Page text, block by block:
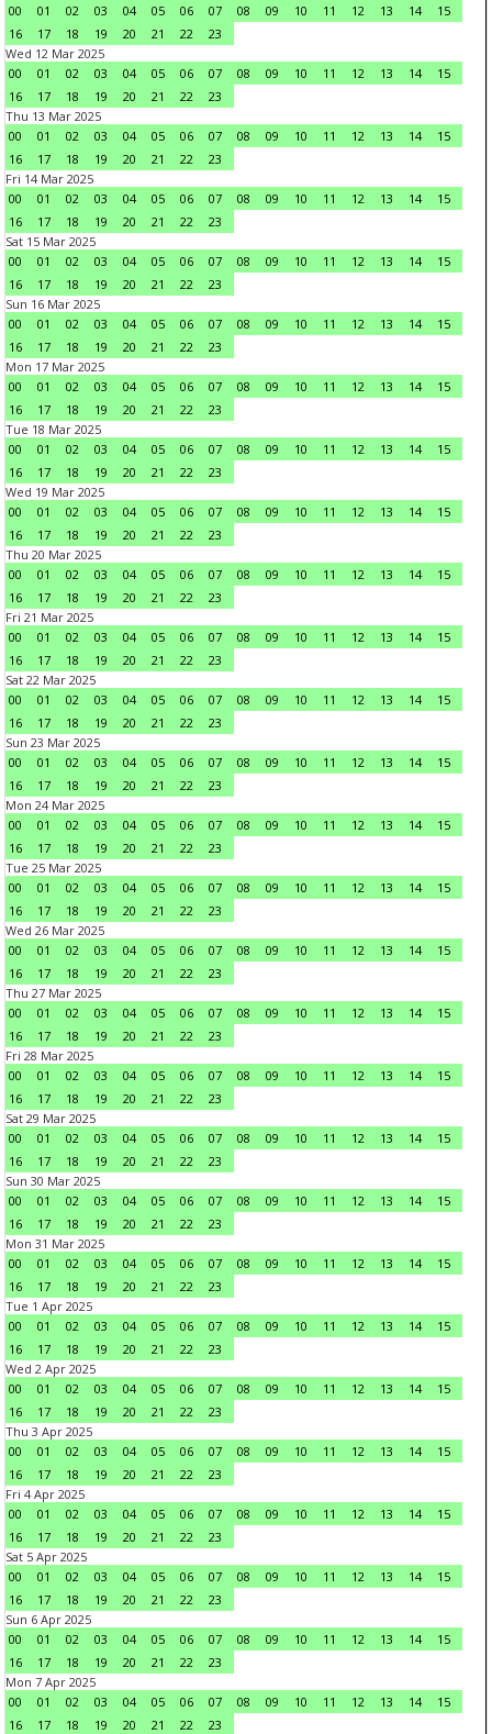
00
01 02 03 04 05 06 07 08 09 10 11 12 13 14
15
16
17 18 19 20 21 22
23
Wed 12 Mar 2025
00
01 02 03 04 05 06 07 08 09 10 11 12 13 14
15
16
17 18 19 20 21 22
23
Thu 13 Mar 2025
00
01 02 03 04 05 06 07 08 09 10 11 12 13 14
15
16
17 18 19 20 21 22
23
Fri 14 Mar 2025
00
01 02 03 04 05 06 07 08 09 10 11 12 13 14
15
16
17 18 19 20 21 22
23
Sat 15 Mar 2025
00
01 02 03 04 05 06 07 08 09 10 11 12 13 14
15
16
17 18 19 20 21 22
23
Sun 16 Mar 2025
00
01 02 03 04 05 06 07 08 09 10 11 12 13 14
15
16
17 18 19 20 21 22
23
Mon 17 Mar 2025
00
01 02 03 04 05 06 07 08 09 10 11 12 13 14
15
16
17 18 19 20 21 22
23
Tue 18 Mar 2025
00
01 02 03 04 05 06 07 08 09 10 11 12 13 14
15
16
17 18 19 20 21 22
23
Wed 19 Mar 2025
00
01 02 03 04 05 06 07 08 09 10 11 12 13 14
15
16
17 18 19 20 21 22
23
Thu 20 Mar 2025
00
01 02 03 04 05 06 07 08 09 10 11 12 13 14
15
16
17 18 19 20 21 22
23
Fri 21 Mar 2025
00
01 02 03 04 05 06 07 08 09 10 11 12 13 14
15
16
17 18 19 20 21 22
23
Sat 22 Mar 2025
00
01 02 03 04 05 06 07 08 09 10 11 12 13 14
15
16
17 18 19 20 21 22
23
Sun 23 Mar 2025
00
01 02 03 04 05 06 07 08 09 10 11 12 13 14
15
16
17 18 19 20 21 22
23
Mon 24 Mar 2025
00
01 02 03 04 05 06 07 08 09 10 11 12 13 14
15
16
17 18 19 20 21 22
23
Tue 25 Mar 2025
00
01 02 03 04 05 06 07 08 09 10 11 12 13 14
15
16
17 18 19 20 21 22
23
Wed 26 Mar 2025
00
01 02 03 04 05 06 07 08 09 10 11 12 13 14
15
16
17 18 19 20 21 22
23
Thu 27 Mar 2025
00
01 02 03 04 05 06 07 08 09 10 11 12 13 14
15
16
17 18 19 20 21 22
23
Fri 28 Mar 2025
00
01 02 03 04 05 06 07 08 09 10 11 12 13 14
15
16
17 18 19 20 21 22
23
Sat 29 Mar 2025
00
01 02 03 04 05 06 07 08 09 10 11 12 13 14
15
16
17 18 19 20 21 22
23
Sun 30 Mar 2025
00
01 02 03 04 05 06 07 08 09 10 11 12 13 14
15
16
17 18 19 20 21 22
23
Mon 31 Mar 2025
00
01 02 03 04 05 06 07 08 09 10 11 12 13 14
15
16
17 18 19 20 21 22
23
Tue 1 Apr 2025
00
01 02 03 04 05 06 07 08 09 10 11 12 13 14
15
16
17 18 19 20 21 22
23
Wed 2 Apr 2025
00
01 02 03 04 05 06 07 08 09 10 11 12 13 14
15
16
17 18 19 20 21 22
23
Thu 3 Apr 2025
00
01 02 03 04 05 06 07 08 09 10 11 12 13 14
15
16
17 18 19 20 21 22
23
Fri 4 Apr 2025
00
01 02 03 04 05 06 07 08 09 10 11 12 13 14
15
16
17 18 19 20 21 22
23
Sat 5 Apr 2025
00
01 02 03 04 05 06 07 08 09 10 11 12 13 14
15
16
17 18 19 20 21 22
23
Sun 6 Apr 2025
00
01 02 03 04 05 06 07 08 09 10 11 12 13 14
15
16
17 18 19 20 21 22
23
Mon 7 Apr 2025
00
01 02 03 04 05 06 07 08 09 10 11 12 13 14
15
16
17 18 19 20 21 22
23